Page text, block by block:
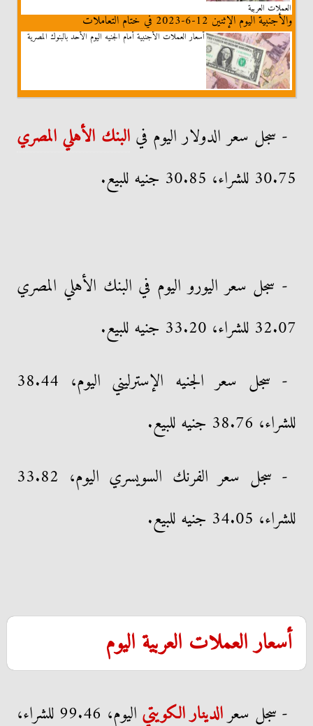
العملات العربية
والأجنبية اليوم الإثنين 12-6-2023 في ختام التعاملات
أسعار العملات الأجنبية أمام الجنيه اليوم الأحد بالبنوك المصرية
- سجل سعر الدولار اليوم فيالبنك الأهلي المصري
30.75 للشراء، 30.85 جنيه للبيع.
- سجل سعر اليورو اليوم في البنك الأهلي المصري
32.07 للشراء، 33.20 جنيه للبيع.
- سجل سعر الجنيه الإسترليني اليوم، 38.44
للشراء، 38.76 جنيه للبيع.
- سجل سعر الفرنك السويسري اليوم، 33.82
للشراء، 34.05 جنيه للبيع.
أسعار العملات العربية اليوم
- سجل سعرالدينار الكويتي اليوم، 99.46 للشراء،